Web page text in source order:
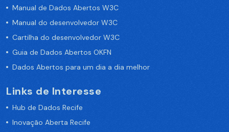
Manual de Dados Abertos W3C
Manual do desenvolvedor W3C
Cartilha do desenvolvedor W3C
Guia de Dados Abertos OKFN
Dados Abertos para um dia a dia melhor
Links de Interesse
Hub de Dados Recife
Inovação Aberta Recife